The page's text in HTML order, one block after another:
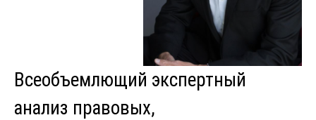
Всеобъемлющий экспертный
анализ правовых,